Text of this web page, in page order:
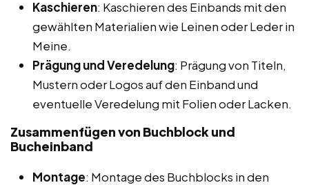
Kaschieren: Kaschieren des Einbands mit den
gewählten Materialien wie Leinen oder Leder in
Meine.
Prägung und Veredelung: Prägung von Titeln,
Mustern oder Logos auf den Einband und
eventuelle Veredelung mit Folien oder Lacken.
Zusammenfügen von Buchblock und
Bucheinband
Montage: Montage des Buchblocks in den